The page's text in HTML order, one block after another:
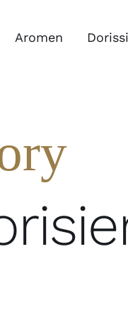
Aromen